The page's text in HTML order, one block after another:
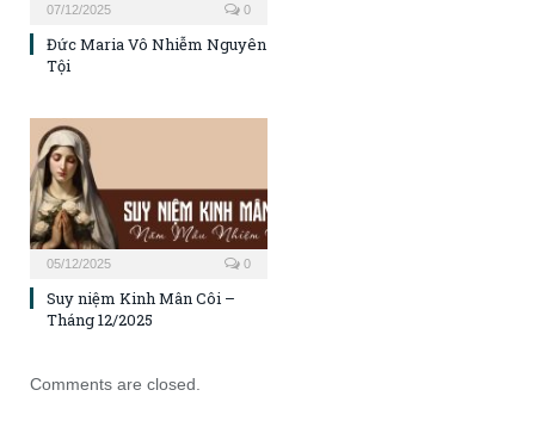
07/12/2025 0
Đức Maria Vô Nhiễm Nguyên
Tội
05/12/2025 0
Suy niệm Kinh Mân Côi –
Tháng 12/2025
Comments are closed.